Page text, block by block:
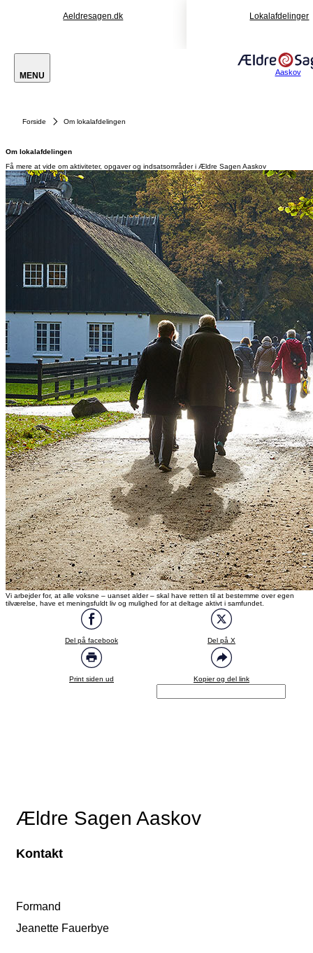
Aeldresagen.dk Lokalafdelinger
MENU Aaskov
Forside Om lokalafdelingen
Om lokalafdelingen
Få mere at vide om aktiviteter, opgaver og indsatsområder i Ældre Sagen Aaskov
Vi arbejder for, at alle voksne – uanset alder – skal have retten til at bestemme over egen
tilværelse, have et meningsfuldt liv og mulighed for at deltage aktivt i samfundet.
Del på facebook Del på X
Print siden ud Kopier og del link
Ældre Sagen Aaskov
Kontakt
Formand
Jeanette Fauerbye